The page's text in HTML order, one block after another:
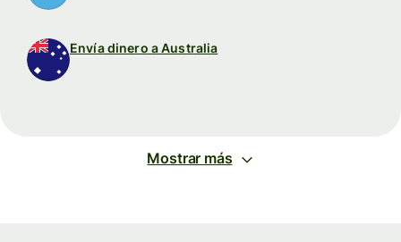
Envía dinero a Australia
Mostrar más